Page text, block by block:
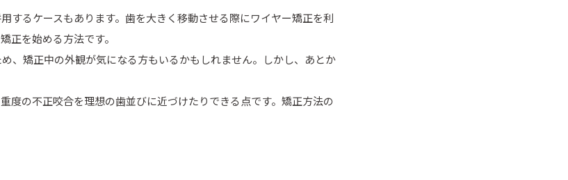
するケースもあります。歯を大きく移動させる際にワイヤー矯正を利
正を始める方法です。
、矯正中の外観が気になる方もいるかもしれません。しかし、あとか
度の不正咬合を理想の歯並びに近づけたりできる点です。矯正方法の